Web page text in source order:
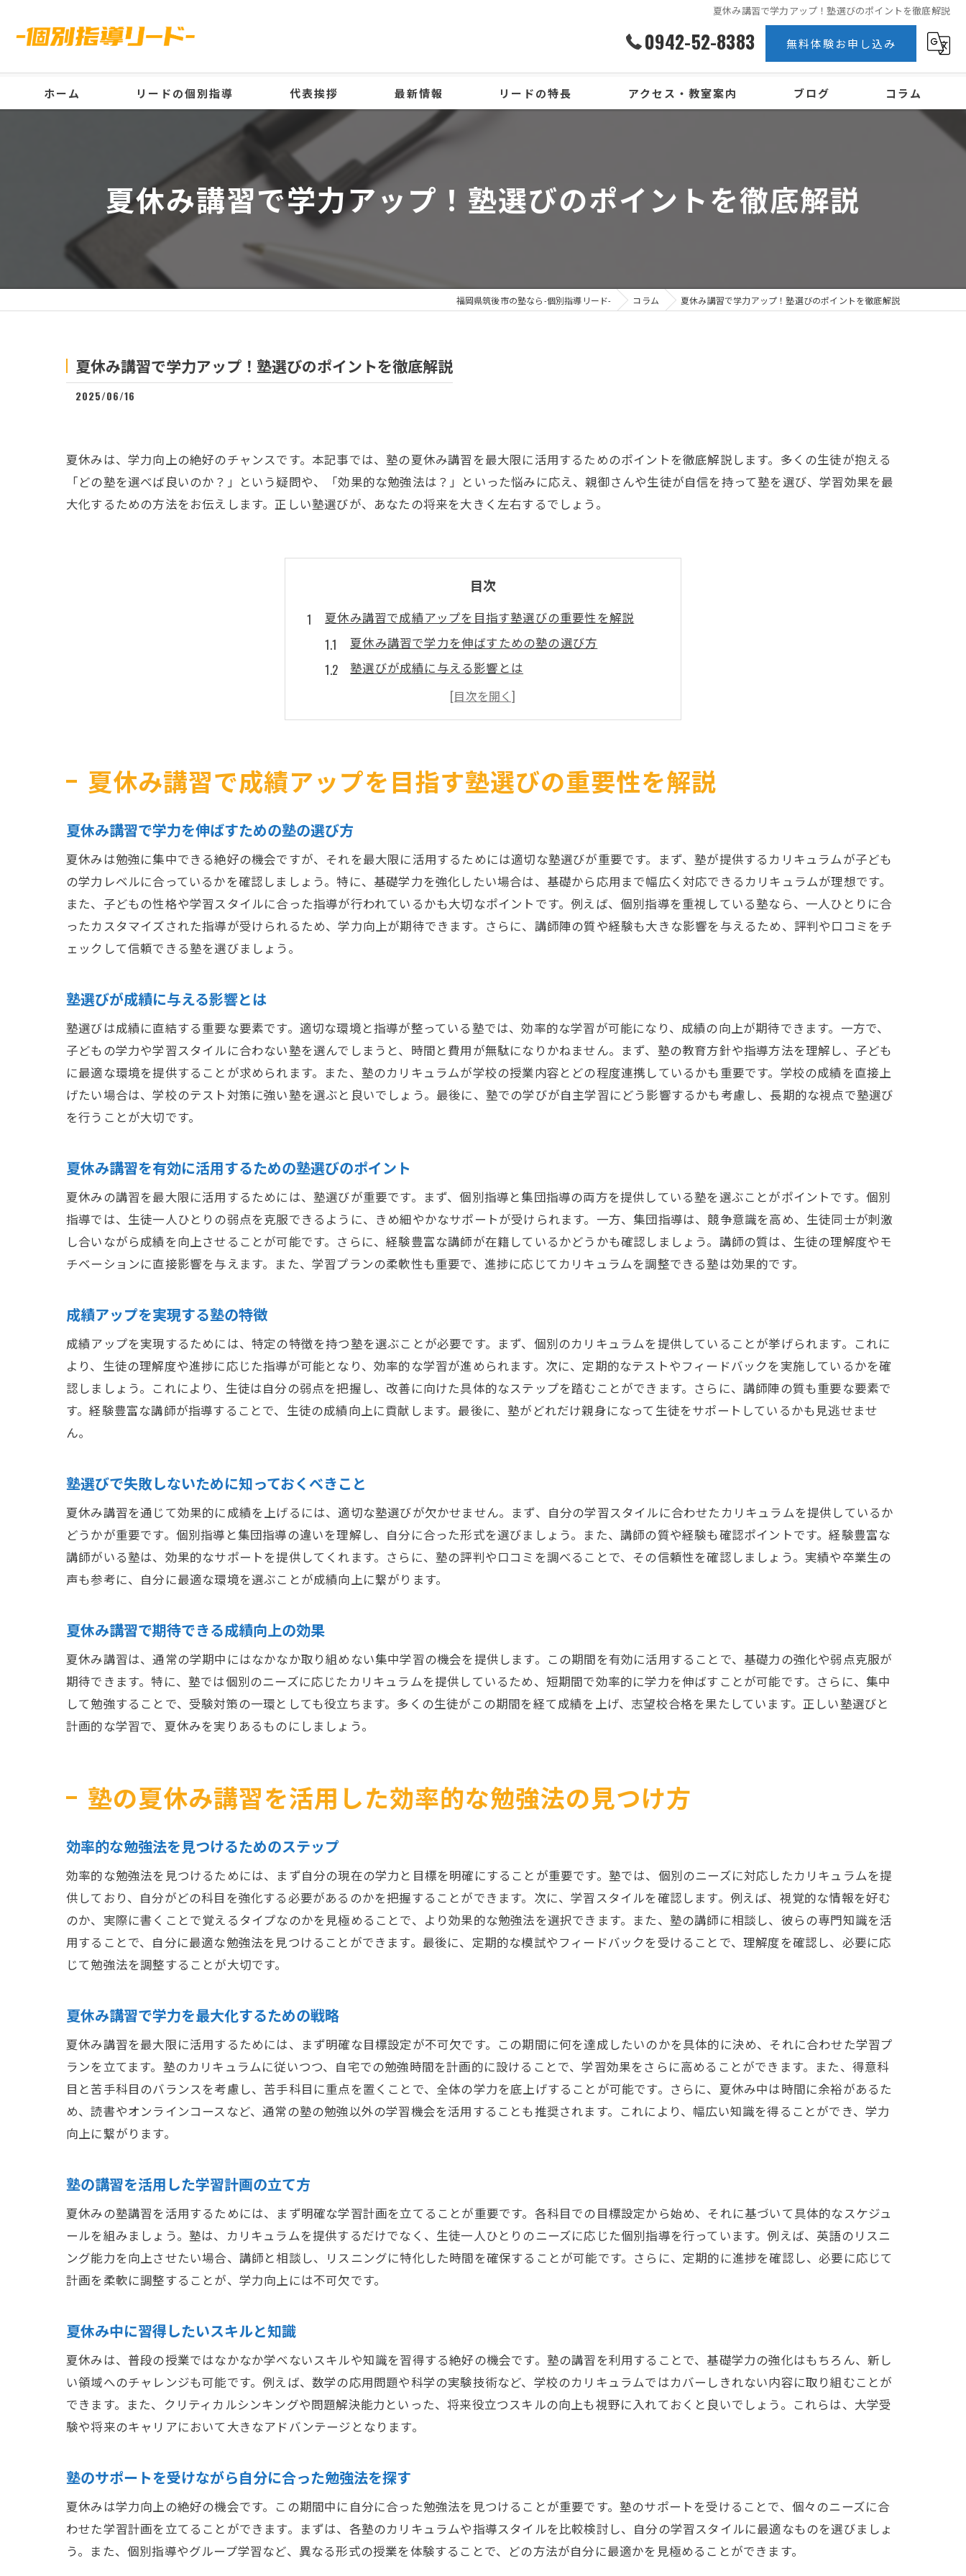
夏休み講習で学力アップ！塾選びのポイントを徹底解説
0942-52-8383 無料体験お申し込み
ホーム リードの個別指導 代表挨拶 最新情報 リードの特長
高校生
アクセス・教室案内 ブログ コラム
夏休み講習で学力アップ！塾選びのポイントを徹底解説
福岡県筑後市の塾なら-個別指導リード- コラム 夏休み講習で学力アップ！塾選びのポイントを徹底解説
夏休み講習で学力アップ！塾選びのポイントを徹底解説
2025/06/16
夏休みは、学力向上の絶好のチャンスです。本記事では、塾の夏休み講習を最大限に活用するためのポイントを徹底解説します。多くの生徒が抱える
「どの塾を選べば良いのか？」という疑問や、「効果的な勉強法は？」といった悩みに応え、親御さんや生徒が自信を持って塾を選び、学習効果を最
大化するための方法をお伝えします。正しい塾選びが、あなたの将来を大きく左右するでしょう。
目次
夏休み講習で成績アップを目指す塾選びの重要性を解説
夏休み講習で学力を伸ばすための塾の選び方
塾選びが成績に与える影響とは
夏休み講習を有効に活用するための塾選びのポイント
成績アップを実現する塾の特徴
夏休み講習で期待できる成績向上の効果
塾の夏休み講習を活用した効率的な勉強法の見つけ方
夏休み講習で学力を最大化するための戦略
塾の講習を活用した学習計画の立て方
夏休み中に習得したいスキルと知識
塾のサポートを受けながら自分に合った勉強法を探す
夏休み講習で成果を上げるための学び方
評判の良い塾の特徴と選び方
塾選びで注意すべき落とし穴
学力向上に効果的な夏休み講習の活用法
塾の夏休み講習を成功に導くための秘訣
学力を飛躍的に向上させる講習の活用法
成績向上に直結する塾の選び方
夏休み中に学力を伸ばすための効果的なアプローチ
塾講師から学ぶ成功体験とコツ
未来を左右する塾選びの重要性
塾の夏休み講習が進路に与える影響
将来を見据えた塾選びの戦略
夏休み中の取り組みが進路選択にどう影響するか
夏休み講習で成績向上を狙うための準備
塾選びと成績向上に直結する要因とは
親が知っておくべき選び方と成績の相関
夏休み講習で得られる成績向上の実例
塾の夏休み講習で学力を伸ばすための成功体験を紹介
実際に成績が向上した成功事例の紹介
夏休み講習での学びを最大限に活かす方法
実績ある塾の講習内容の秘密
塾の選び方がカギ！夏休み講習で最大の学習効果を得る方法
自分に合った塾を見つけるためのヒント
塾の夏講習を最大限に活用するための戦略
塾選びで学習効率を高める方法
夏休み講習で得た知識をどう活かすか
夏休み講習で成績アップを目指す塾選びの重要性を解説
夏休み講習で学力を伸ばすための塾の選び方
夏休みは勉強に集中できる絶好の機会ですが、それを最大限に活用するためには適切な塾選びが重要です。まず、塾が提供するカリキュラムが子ども
の学力レベルに合っているかを確認しましょう。特に、基礎学力を強化したい場合は、基礎から応用まで幅広く対応できるカリキュラムが理想です。
また、子どもの性格や学習スタイルに合った指導が行われているかも大切なポイントです。例えば、個別指導を重視している塾なら、一人ひとりに合
ったカスタマイズされた指導が受けられるため、学力向上が期待できます。さらに、講師陣の質や経験も大きな影響を与えるため、評判や口コミをチ
ェックして信頼できる塾を選びましょう。
塾選びが成績に与える影響とは
塾選びは成績に直結する重要な要素です。適切な環境と指導が整っている塾では、効率的な学習が可能になり、成績の向上が期待できます。一方で、
子どもの学力や学習スタイルに合わない塾を選んでしまうと、時間と費用が無駄になりかねません。まず、塾の教育方針や指導方法を理解し、子ども
に最適な環境を提供することが求められます。また、塾のカリキュラムが学校の授業内容とどの程度連携しているかも重要です。学校の成績を直接上
げたい場合は、学校のテスト対策に強い塾を選ぶと良いでしょう。最後に、塾での学びが自主学習にどう影響するかも考慮し、長期的な視点で塾選び
を行うことが大切です。
夏休み講習を有効に活用するための塾選びのポイント
夏休みの講習を最大限に活用するためには、塾選びが重要です。まず、個別指導と集団指導の両方を提供している塾を選ぶことがポイントです。個別
指導では、生徒一人ひとりの弱点を克服できるように、きめ細やかなサポートが受けられます。一方、集団指導は、競争意識を高め、生徒同士が刺激
し合いながら成績を向上させることが可能です。さらに、経験豊富な講師が在籍しているかどうかも確認しましょう。講師の質は、生徒の理解度やモ
チベーションに直接影響を与えます。また、学習プランの柔軟性も重要で、進捗に応じてカリキュラムを調整できる塾は効果的です。
成績アップを実現する塾の特徴
成績アップを実現するためには、特定の特徴を持つ塾を選ぶことが必要です。まず、個別のカリキュラムを提供していることが挙げられます。これに
より、生徒の理解度や進捗に応じた指導が可能となり、効率的な学習が進められます。次に、定期的なテストやフィードバックを実施しているかを確
認しましょう。これにより、生徒は自分の弱点を把握し、改善に向けた具体的なステップを踏むことができます。さらに、講師陣の質も重要な要素で
す。経験豊富な講師が指導することで、生徒の成績向上に貢献します。最後に、塾がどれだけ親身になって生徒をサポートしているかも見逃せませ
ん。
塾選びで失敗しないために知っておくべきこと
夏休み講習を通じて効果的に成績を上げるには、適切な塾選びが欠かせません。まず、自分の学習スタイルに合わせたカリキュラムを提供しているか
どうかが重要です。個別指導と集団指導の違いを理解し、自分に合った形式を選びましょう。また、講師の質や経験も確認ポイントです。経験豊富な
講師がいる塾は、効果的なサポートを提供してくれます。さらに、塾の評判や口コミを調べることで、その信頼性を確認しましょう。実績や卒業生の
声も参考に、自分に最適な環境を選ぶことが成績向上に繋がります。
夏休み講習で期待できる成績向上の効果
夏休み講習は、通常の学期中にはなかなか取り組めない集中学習の機会を提供します。この期間を有効に活用することで、基礎力の強化や弱点克服が
期待できます。特に、塾では個別のニーズに応じたカリキュラムを提供しているため、短期間で効率的に学力を伸ばすことが可能です。さらに、集中
して勉強することで、受験対策の一環としても役立ちます。多くの生徒がこの期間を経て成績を上げ、志望校合格を果たしています。正しい塾選びと
計画的な学習で、夏休みを実りあるものにしましょう。
塾の夏休み講習を活用した効率的な勉強法の見つけ方
効率的な勉強法を見つけるためのステップ
効率的な勉強法を見つけるためには、まず自分の現在の学力と目標を明確にすることが重要です。塾では、個別のニーズに対応したカリキュラムを提
供しており、自分がどの科目を強化する必要があるのかを把握することができます。次に、学習スタイルを確認します。例えば、視覚的な情報を好む
のか、実際に書くことで覚えるタイプなのかを見極めることで、より効果的な勉強法を選択できます。また、塾の講師に相談し、彼らの専門知識を活
用することで、自分に最適な勉強法を見つけることができます。最後に、定期的な模試やフィードバックを受けることで、理解度を確認し、必要に応
じて勉強法を調整することが大切です。
夏休み講習で学力を最大化するための戦略
夏休み講習を最大限に活用するためには、まず明確な目標設定が不可欠です。この期間に何を達成したいのかを具体的に決め、それに合わせた学習プ
ランを立てます。塾のカリキュラムに従いつつ、自宅での勉強時間を計画的に設けることで、学習効果をさらに高めることができます。また、得意科
目と苦手科目のバランスを考慮し、苦手科目に重点を置くことで、全体の学力を底上げすることが可能です。さらに、夏休み中は時間に余裕があるた
め、読書やオンラインコースなど、通常の塾の勉強以外の学習機会を活用することも推奨されます。これにより、幅広い知識を得ることができ、学力
向上に繋がります。
塾の講習を活用した学習計画の立て方
夏休みの塾講習を活用するためには、まず明確な学習計画を立てることが重要です。各科目での目標設定から始め、それに基づいて具体的なスケジュ
ールを組みましょう。塾は、カリキュラムを提供するだけでなく、生徒一人ひとりのニーズに応じた個別指導を行っています。例えば、英語のリスニ
ング能力を向上させたい場合、講師と相談し、リスニングに特化した時間を確保することが可能です。さらに、定期的に進捗を確認し、必要に応じて
計画を柔軟に調整することが、学力向上には不可欠です。
夏休み中に習得したいスキルと知識
夏休みは、普段の授業ではなかなか学べないスキルや知識を習得する絶好の機会です。塾の講習を利用することで、基礎学力の強化はもちろん、新し
い領域へのチャレンジも可能です。例えば、数学の応用問題や科学の実験技術など、学校のカリキュラムではカバーしきれない内容に取り組むことが
できます。また、クリティカルシンキングや問題解決能力といった、将来役立つスキルの向上も視野に入れておくと良いでしょう。これらは、大学受
験や将来のキャリアにおいて大きなアドバンテージとなります。
塾のサポートを受けながら自分に合った勉強法を探す
夏休みは学力向上の絶好の機会です。この期間中に自分に合った勉強法を見つけることが重要です。塾のサポートを受けることで、個々のニーズに合
わせた学習計画を立てることができます。まずは、各塾のカリキュラムや指導スタイルを比較検討し、自分の学習スタイルに最適なものを選びましょ
う。また、個別指導やグループ学習など、異なる形式の授業を体験することで、どの方法が自分に最適かを見極めることができます。